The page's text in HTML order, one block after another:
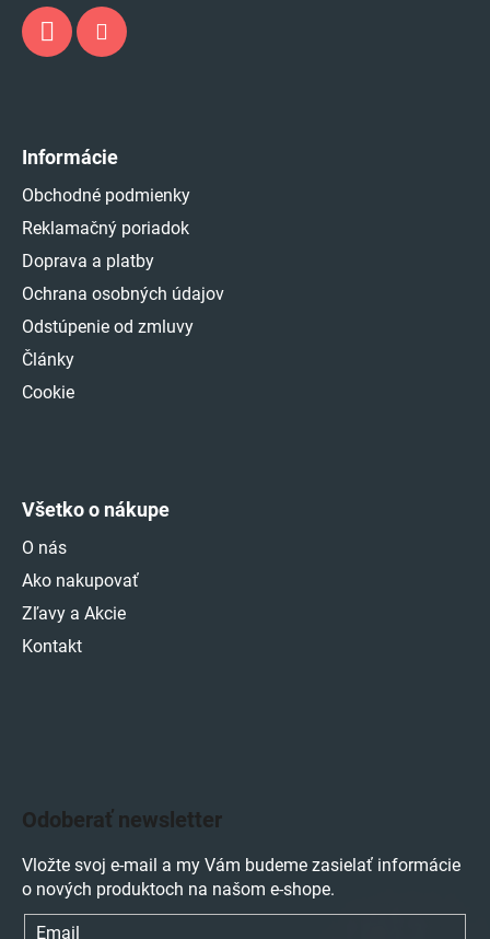
Informácie
Obchodné podmienky
Reklamačný poriadok
Doprava a platby
Ochrana osobných údajov
Odstúpenie od zmluvy
Články
Cookie
Všetko o nákupe
O nás
Ako nakupovať
Zľavy a Akcie
Kontakt
Odoberať newsletter
Vložte svoj e-mail a my Vám budeme zasielať informácie
o nových produktoch na našom e-shope.
Email